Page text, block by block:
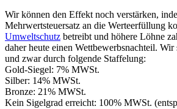
Wir können den Effekt noch verstärken,
Mehrwertsteuersatz an die Werteerfüllung
Umweltschutz betreibt und höhere Löhne
daher heute einen Wettbewerbsnachteil. Wir
und zwar durch folgende Staffelung:
Gold-Siegel: 7% MWSt.
Silber: 14% MWSt.
Bronze: 21% MWSt.
Kein Sigelgrad erreicht: 100% MWSt.